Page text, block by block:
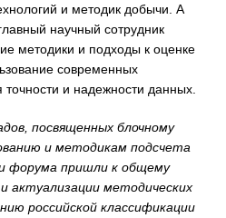
и методик добычи. А
научный сотрудник
методики и подходы к оценке
современных
и надежности данных.
посвященных блочному
и методикам подсчета
форума пришли к общему
актуализации методических
российской классификации